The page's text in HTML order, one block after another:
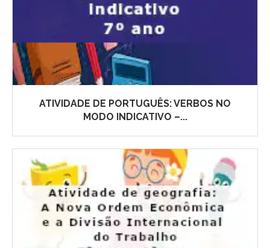
ATIVIDADE DE PORTUGUÊS: VERBOS NO
MODO INDICATIVO –...